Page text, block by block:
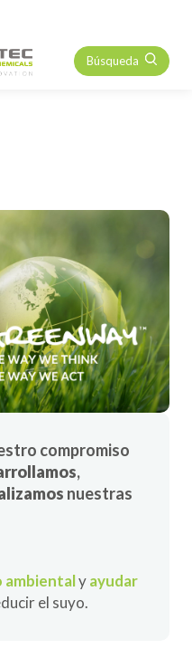
Búsqueda
compromiso
,
nuestras
ambientalyayudar
el suyo.